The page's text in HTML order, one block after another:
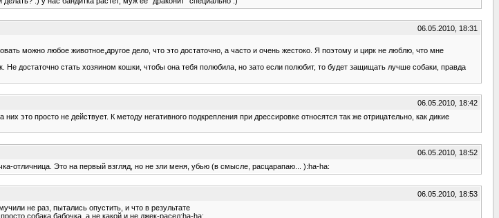
06.05.2010, 18:31
можно любое животное,другое дело, что это достаточно, а часто и очень жестоко. Я поэтому и цирк не люблю, что мне
достаточно стать хозяином кошки, чтобы она тебя полюбила, но зато если полюбит, то будет защищать лучше собаки, правда
06.05.2010, 18:42
это просто не действует. К методу негативного подкрепления при дрессировке относятся так же отрицательно, как дикие
06.05.2010, 18:52
отличница. Это на первый взгляд, но не зли меня, убью (в смысле, расцарапаю... ):ha-ha:
06.05.2010, 18:53
не раз, пытались опустить, и что в результате
собака бабочка, а не какой и не джек-расел:ha-ha: